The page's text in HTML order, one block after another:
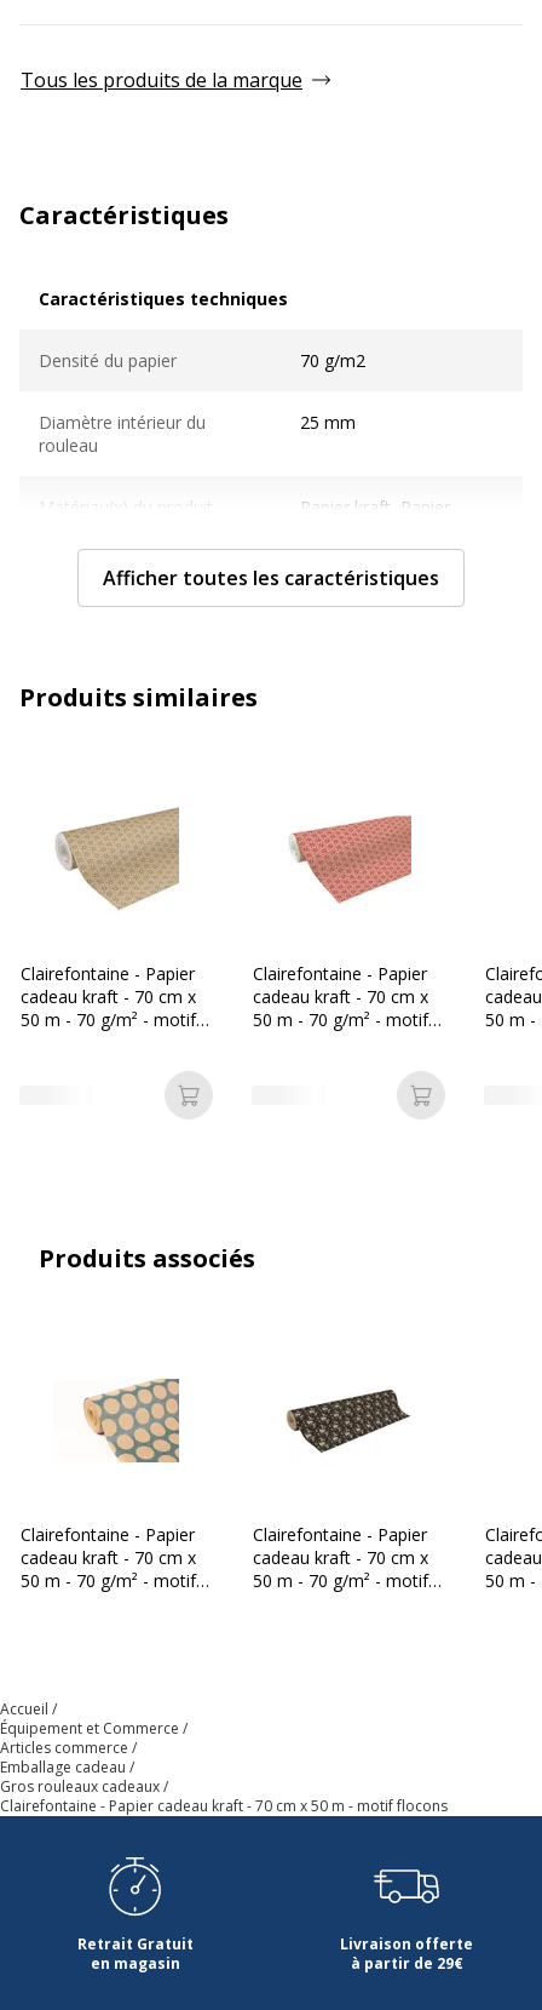
Tous les produits de la marque
Caractéristiques
Caractéristiques techniques
Densité du papier 70 g/m2
Diamètre intérieur du
rouleau
25 mm
Matériau(x) du produit
Papier kraft, Papier
Taille du produit 70 cm x 50 m
Nombre inclus 1 Rouleau(x)
Quantité incluse
Type de produit Emballage cadeau
Données d'identification
Code barre maitre 3329682238585
Afficher toutes les caractéristiques
Produits similaires
Clairefontaine - Papier
cadeau kraft - 70 cm x
50 m - 70 g/m² - motif
Ajouter au panier
Clairefontaine - Papier
cadeau kraft - 70 cm x
50 m - 70 g/m² - motif
Ajouter au
50 m -
Produits associés
Clairefontaine - Papier
cadeau kraft - 70 cm x
50 m - 70 g/m² - motif
Clairefontaine - Papier
cadeau kraft - 70 cm x
50 m - 70 g/m² - motif
50 m -
Accueil
Équipement et Commerce
Articles commerce
Emballage cadeau
Gros rouleaux cadeaux
Clairefontaine - Papier cadeau kraft - 70 cm x 50 m - motif flocons
Retrait Gratuit
en magasin
Livraison offerte
à partir de 29€